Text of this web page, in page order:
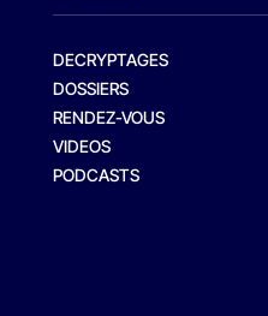
DECRYPTAGES
DOSSIERS
RENDEZ-VOUS
VIDEOS
PODCASTS